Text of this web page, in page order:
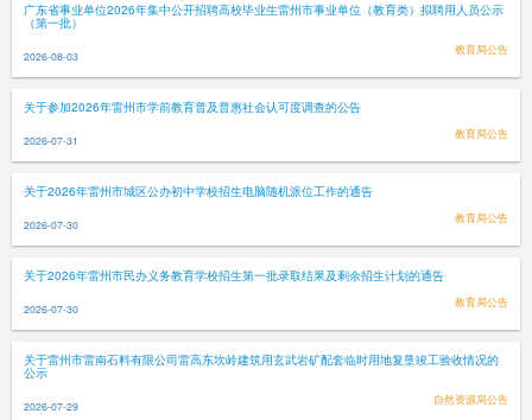
广东省事业单位2026年集中公开招聘高校毕业生雷州市事业单位（教育类）拟聘用人员公示
（第一批）
2026-08-03 教育局公告
关于参加2026年雷州市学前教育普及普惠社会认可度调查的公告
2026-07-31 教育局公告
关于2026年雷州市城区公办初中学校招生电脑随机派位工作的通告
2026-07-30 教育局公告
关于2026年雷州市民办义务教育学校招生第一批录取结果及剩余招生计划的通告
2026-07-30 教育局公告
关于雷州市雷南石料有限公司雷高东坎岭建筑用玄武岩矿配套临时用地复垦竣工验收情况的
公示
2026-07-29 自然资源局公告